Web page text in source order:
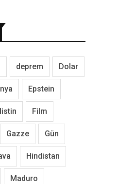
deprem Dolar
Epstein
Film
Gazze Gün
Hindistan
Maduro